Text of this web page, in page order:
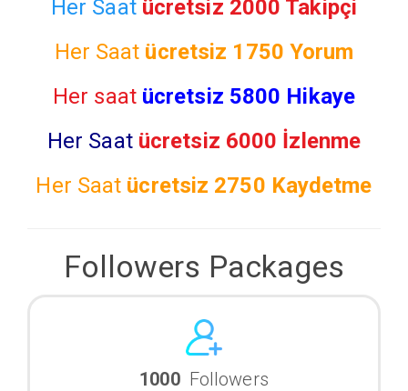
Her Saat ücretsiz 2000 Takipçi
Her Saat ücretsiz 1750 Yorum
Her saat ücretsiz 5800 Hikaye
Her Saat ücretsiz 6000 İzlenme
Her Saat ücretsiz 2750 Kaydetme
Followers Packages
1000 Followers